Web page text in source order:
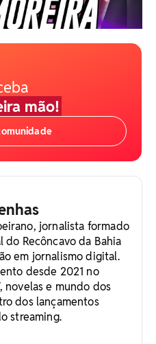
mão!
jornalista formado
Recôncavo da Bahia
em jornalismo digital.
desde 2021 no
novelas e mundo dos
dos lançamentos
streaming.